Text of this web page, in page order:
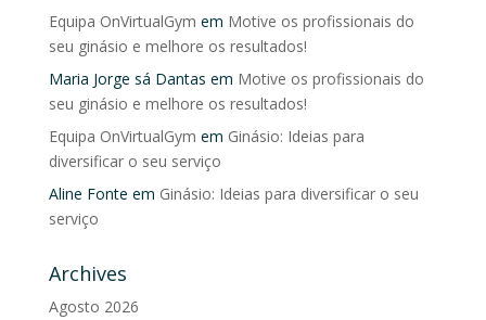
Equipa OnVirtualGym em Motive os profissionais do
seu ginásio e melhore os resultados!
Maria Jorge sá Dantas em Motive os profissionais do
seu ginásio e melhore os resultados!
Equipa OnVirtualGym em Ginásio: Ideias para
diversificar o seu serviço
Aline Fonte em Ginásio: Ideias para diversificar o seu
serviço
Archives
Agosto 2026